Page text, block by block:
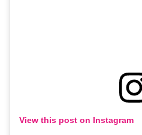
View this post on Instagram